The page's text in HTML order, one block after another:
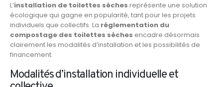
L’installation de toilettes sèches représente une solution
écologique qui gagne en popularité, tant pour les projets
individuels que collectifs. La réglementation du
compostage des toilettes sèches encadre désormais
clairement les modalités d’installation et les possibilités de
financement.
Modalités d’installation individuelle et